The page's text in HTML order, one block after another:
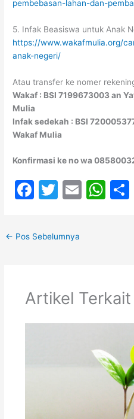
pembebasan-lahan-dan-
5. Infak Beasiswa untuk Anak
https://www.wakafmulia.org/
anak-negeri/
Atau transfer ke nomer
Wakaf : BSI 7199673003 an
Mulia
Infak sedekah : BSI
Wakaf Mulia
Konfirmasi ke no wa
F
c
e
o
k
T
er
E
W
p
← Pos Sebelumnya
Artikel Terkait